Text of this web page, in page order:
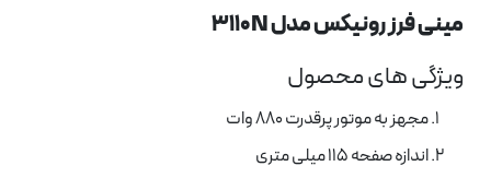
مینی فرز رونیکس مدل 3110N
ویژگی های محصول
مجهز به موتور پرقدرت 880 وات
اندازه صفحه 115 میلی متری